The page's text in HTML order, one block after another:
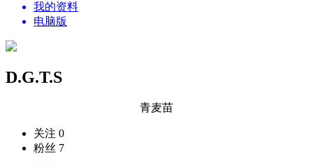
我的资料
电脑版
D.G.T.S
青麦苗
关注 0
粉丝 7